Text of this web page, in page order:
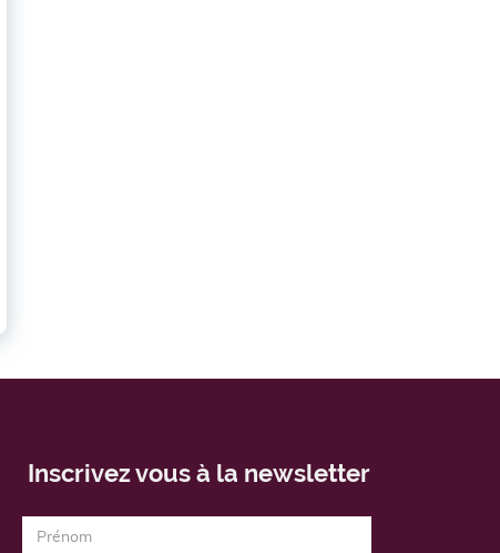
Inscrivez vous à la newsletter